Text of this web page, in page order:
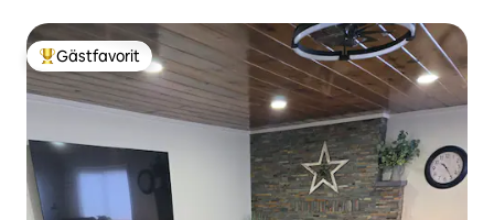
Populär gästfavorit
Gästfavorit